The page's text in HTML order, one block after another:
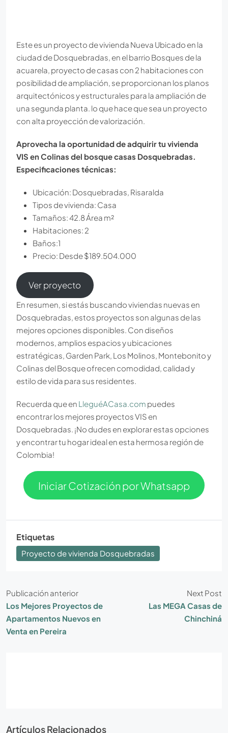
Este es un proyecto de vivienda Nueva Ubicado en la
ciudad de Dosquebradas, en el barrio Bosques de la
acuarela, proyecto de casas con 2 habitaciones con
posibilidad de ampliación, se proporcionan los planos
arquitectónicos y estructurales para la ampliación de
una segunda planta. lo que hace que sea un proyecto
con alta proyección de valorización.
Aprovecha la oportunidad de adquirir tu vivienda
VIS en Colinas del bosque casas Dosquebradas.
Especificaciones técnicas:
Ubicación: Dosquebradas, Risaralda
Tipos de vivienda: Casa
Tamaños: 42.8 Área m²
Habitaciones: 2
Baños:1
Precio: Desde $189.504.000
Ver proyecto
En resumen, si estás buscando viviendas nuevas en
Dosquebradas, estos proyectos son algunas de las
mejores opciones disponibles. Con diseños
modernos, amplios espacios y ubicaciones
estratégicas, Garden Park, Los Molinos, Montebonito y
Colinas del Bosque ofrecen comodidad, calidad y
estilo de vida para sus residentes.
Recuerda que en LleguéACasa.com puedes
encontrar los mejores proyectos VIS en
Dosquebradas. ¡No dudes en explorar estas opciones
y encontrar tu hogar ideal en esta hermosa región de
Colombia!
Iniciar Cotización por Whatsapp
Etiquetas
Proyecto de vivienda Dosquebradas
Publicación anterior
Los Mejores Proyectos de
Apartamentos Nuevos en
Venta en Pereira
Next Post
Las MEGA Casas de
Chinchiná
Artículos Relacionados